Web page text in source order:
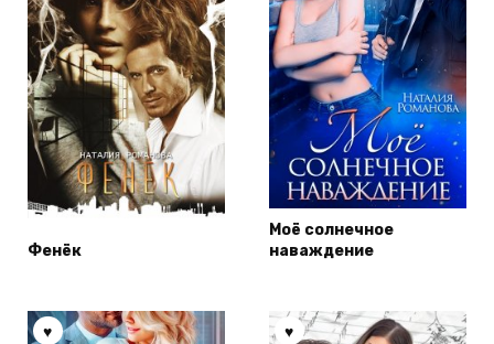
Фенёк
Моё солнечное
наваждение